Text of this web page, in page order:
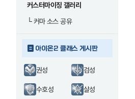
커스터마이징 갤러리
└커마 소스 공유
아이온2 클래스 게시판
권성 검성
수호성 살성